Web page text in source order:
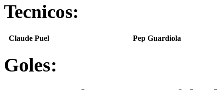
Tecnicos:
Claude Puel Pep Guardiola
Goles: